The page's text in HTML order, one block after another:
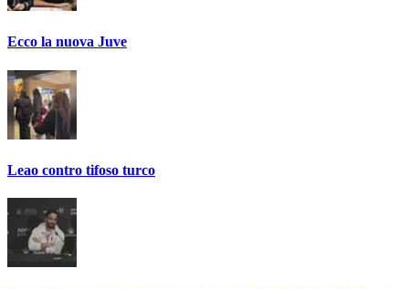
Ecco la nuova Juve
Leao contro tifoso turco